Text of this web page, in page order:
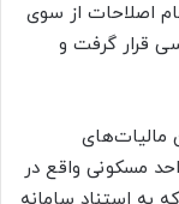
اصلاحات از سوی
قرار گرفت و
۵۴ مکرر قانون مالیات‌های
مسکونی واقع در